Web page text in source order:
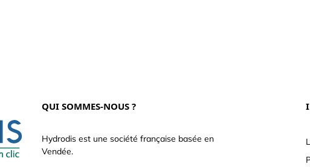
QUI SOMMES-NOUS ?
Hydrodis est une société française basée en
Vendée.